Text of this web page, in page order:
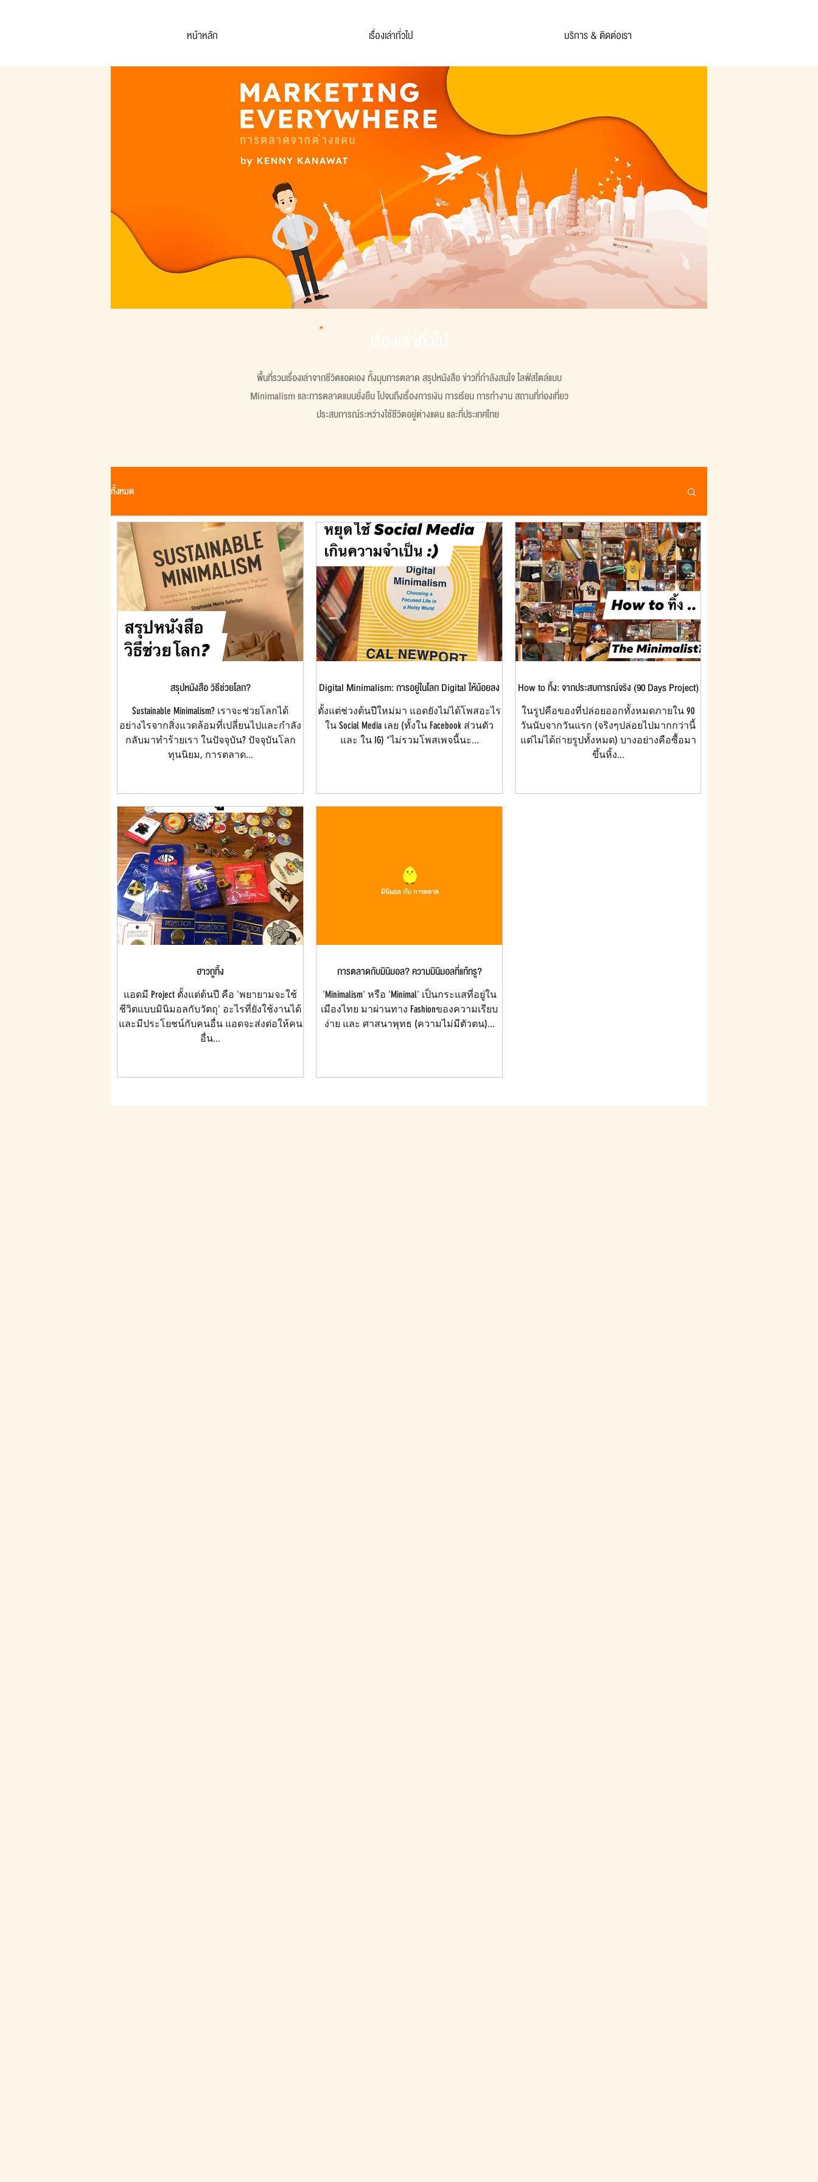
หน้าหลัก เรื่องเล่าทั่วไป บริการ & ติดต่อเรา
พื้นที่รวมเรื่องเล่าจากชีวิตแอดเอง ทั้งมุมการตลาด สรุปหนังสือ ข่าวที่กำลังสนใจ ไลฟ์สไตล์แบบ
Minimalism และการตลาดแบบยั่งยืน ไปจนถึงเรื่องการเงิน การเรียน การทำงาน สถานที่ท่องเที่ยว
ประสบการณ์ระหว่างใช้ชีวิตอยู่ต่างแดน และที่ประเทศไทย
ทั้งหมด
สรุปหนังสือ วิธีช่วยโลก?
Sustainable Minimalism? เราจะช่วยโลกได้
อย่างไรจากสิ่งแวดล้อมที่เปลี่ยนไปและกำลัง
กลับมาทำร้ายเรา ในปัจจุบัน? ปัจจุบันโลก
ทุนนิยม, การตลาด...
Digital Minimalism: การอยู่ในโลก Digital ให้น้อยลง
ตั้งแต่ช่วงต้นปีใหม่มา แอดยังไม่ได้โพสอะไร
ใน Social Media เลย (ทั้งใน Facebook ส่วนตัว
และ ใน IG) *ไม่รวมโพสเพจนี้นะ...
How to ทิ้ง: จากประสบการณ์จริง (90 Days Project)
ในรูปคือของที่ปล่อยออกทั้งหมดภายใน 90
วันนับจากวันแรก (จริงๆปล่อยไปมากกว่านี้
แต่ไม่ได้ถ่ายรูปทั้งหมด) บางอย่างคือซื้อมา
ขึ้นหิ้ง...
ฮาวทูทิ้ง
แอดมี Project ตั้งแต่ต้นปี คือ 'พยายามจะใช้
ชีวิตแบบมินิมอลกับวัตถุ' อะไรที่ยังใช้งานได้
และมีประโยชน์กับคนอื่น แอดจะส่งต่อให้คน
อื่น...
การตลาดกับมินิมอล? ความมินิมอลที่แท้ทรู?
'Minimalism' หรือ 'Minimal' เป็นกระแสที่อยู่ใน
เมืองไทย มาผ่านทาง Fashionของความเรียบ
ง่าย และ ศาสนาพุทธ (ความไม่มีตัวตน)...